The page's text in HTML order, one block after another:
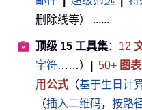
删除线等） ......
顶级 15 工具集： 12
字符……） 50+ 图表
用公式 （基于生日计
（插入二维码， 按路